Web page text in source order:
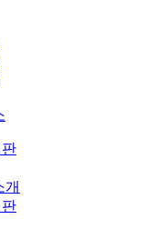
개